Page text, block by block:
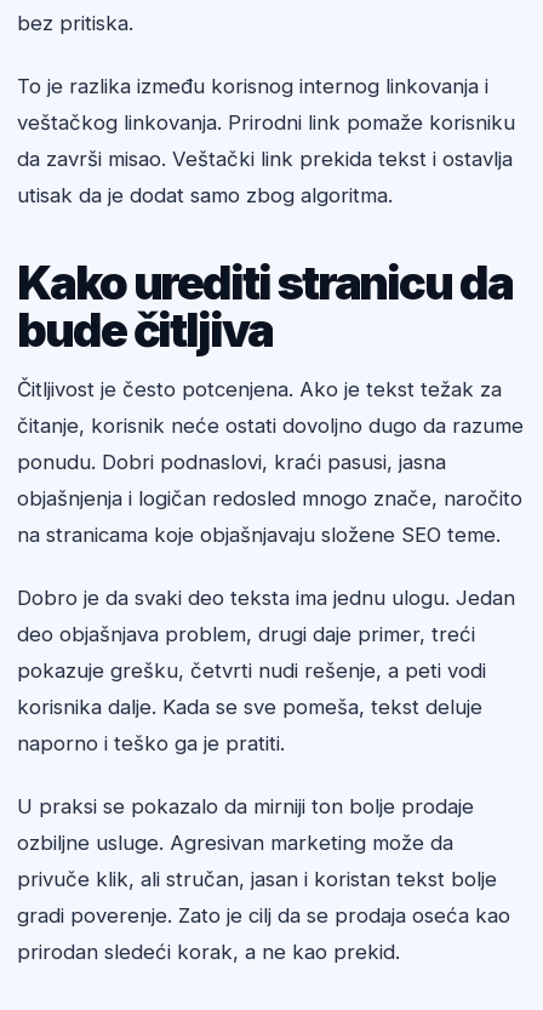
bez pritiska.
To je razlika između korisnog internog linkovanja i
veštačkog linkovanja. Prirodni link pomaže korisniku
da završi misao. Veštački link prekida tekst i ostavlja
utisak da je dodat samo zbog algoritma.
Kako urediti stranicu da
bude čitljiva
Čitljivost je često potcenjena. Ako je tekst težak za
čitanje, korisnik neće ostati dovoljno dugo da razume
ponudu. Dobri podnaslovi, kraći pasusi, jasna
objašnjenja i logičan redosled mnogo znače, naročito
na stranicama koje objašnjavaju složene SEO teme.
Dobro je da svaki deo teksta ima jednu ulogu. Jedan
deo objašnjava problem, drugi daje primer, treći
pokazuje grešku, četvrti nudi rešenje, a peti vodi
korisnika dalje. Kada se sve pomeša, tekst deluje
naporno i teško ga je pratiti.
U praksi se pokazalo da mirniji ton bolje prodaje
ozbiljne usluge. Agresivan marketing može da
privuče klik, ali stručan, jasan i koristan tekst bolje
gradi poverenje. Zato je cilj da se prodaja oseća kao
prirodan sledeći korak, a ne kao prekid.